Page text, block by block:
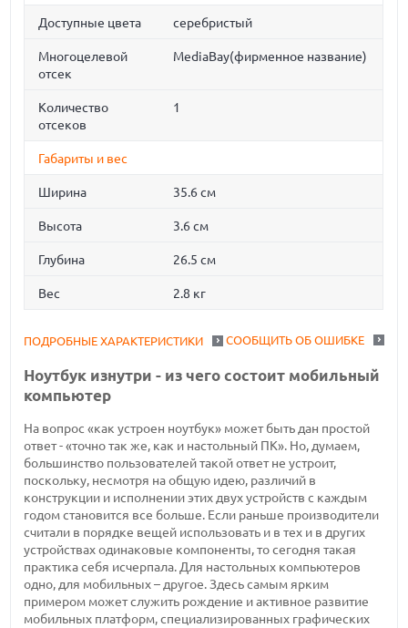
Доступные цвета серебристый
Многоцелевой
отсек
MediaBay(фирменное название)
Количество
отсеков
1
Габариты и вес
Ширина 35.6 см
Высота 3.6 см
Глубина 26.5 см
Вес 2.8 кг
СООБЩИТЬ ОБ ОШИБКЕ
ПОДРОБНЫЕ ХАРАКТЕРИСТИКИ
Ноутбук изнутри - из чего состоит мобильный
компьютер
На вопрос «как устроен ноутбук» может быть дан простой
ответ - «точно так же, как и настольный ПК». Но, думаем,
большинство пользователей такой ответ не устроит,
поскольку, несмотря на общую идею, различий в
конструкции и исполнении этих двух устройств с каждым
годом становится все больше. Если раньше производители
считали в порядке вещей использовать и в тех и в других
устройствах одинаковые компоненты, то сегодня такая
практика себя исчерпала. Для настольных компьютеров
одно, для мобильных – другое. Здесь самым ярким
примером может служить рождение и активное развитие
мобильных платформ, специализированных графических